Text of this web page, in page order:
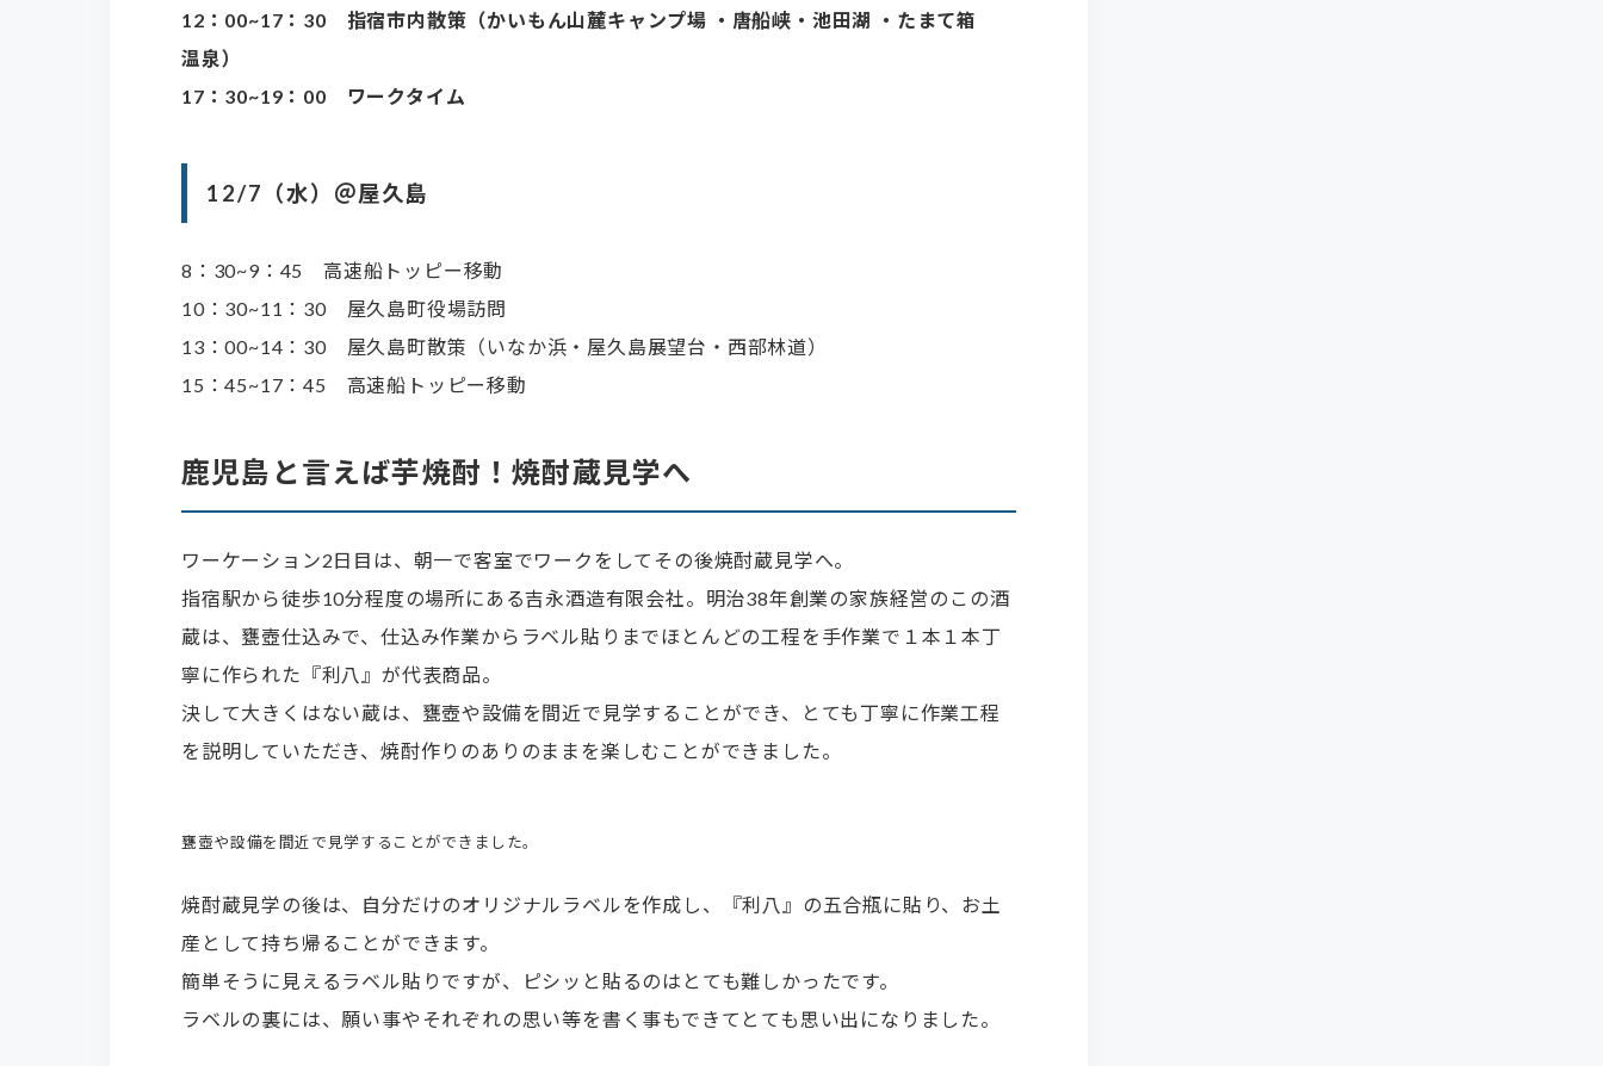
12：00~17：30 指宿市内散策（かいもん山麓キャンプ場 ・唐船峡・池田湖 ・たまて箱
温泉）
17：30~19：00 ワークタイム
12/7（水）＠屋久島
8：30~9：45 高速船トッピー移動
10：30~11：30 屋久島町役場訪問
13：00~14：30 屋久島町散策（いなか浜・屋久島展望台・西部林道）
15：45~17：45 高速船トッピー移動
鹿児島と言えば芋焼酎！焼酎蔵見学へ
ワーケーション2日目は、朝一で客室でワークをしてその後焼酎蔵見学へ。
指宿駅から徒歩10分程度の場所にある吉永酒造有限会社。明治38年創業の家族経営のこの酒
蔵は、甕壺仕込みで、仕込み作業からラベル貼りまでほとんどの工程を手作業で１本１本丁
寧に作られた『利八』が代表商品。
決して大きくはない蔵は、甕壺や設備を間近で見学することができ、とても丁寧に作業工程
を説明していただき、焼酎作りのありのままを楽しむことができました。
甕壺や設備を間近で見学することができました。
焼酎蔵見学の後は、自分だけのオリジナルラベルを作成し、『利八』の五合瓶に貼り、お土
産として持ち帰ることができます。
簡単そうに見えるラベル貼りですが、ピシッと貼るのはとても難しかったです。
ラベルの裏には、願い事やそれぞれの思い等を書く事もできてとても思い出になりました。